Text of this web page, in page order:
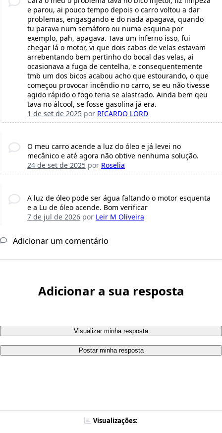
e parou, ai pouco tempo depois o carro voltou a dar
problemas, engasgando e do nada apagava, quando
tu parava num semáforo ou numa esquina por
exemplo, pah, apagava. Tava um inferno isso, fui
chegar lá o motor, vi que dois cabos de velas estavam
arrebentando bem pertinho do bocal das velas, ai
ocasionava a fuga de centelha, e consequentemente
tmb um dos bicos acabou acho que estourando, o que
começou provocar incêndio no carro, se eu não tivesse
agido rápido o fogo teria se alastrado. Ainda bem qeu
tava no álcool, se fosse gasolina já era.
1 de set de 2025por RICARDO LORD
O meu carro acende a luz do óleo e já levei no
mecânico e até agora não obtive nenhuma solução.
24 de set de 2025por Roselia
A luz de óleo pode ser água faltando o motor esquenta
e a Lu de óleo acende. Bom verificar
7 de jul de 2026por Leir M Oliveira
Adicionar um comentário
Adicionar a sua resposta
Visualizar minha resposta
Postar minha resposta
Visualizações: